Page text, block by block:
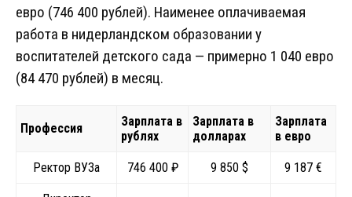
евро (746 400 рублей). Наименее оплачиваемая
работа в нидерландском образовании у
воспитателей детского сада — примерно 1 040 евро
(84 470 рублей) в месяц.
Профессия
Зарплата в
рублях
Зарплата в
долларах
Зарплата
в евро
Ректор ВУЗа 746 400 ₽ 9 850 $ 9 187 €